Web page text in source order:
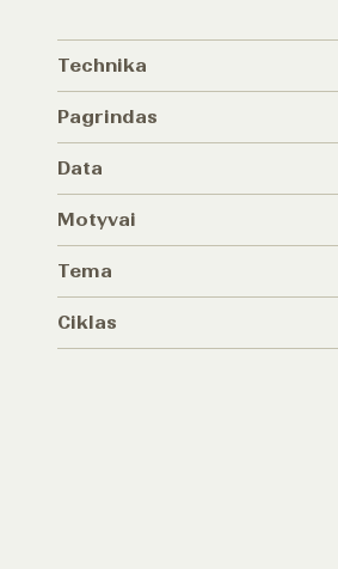
Technika
Pagrindas
Data
Motyvai
Tema
Ciklas